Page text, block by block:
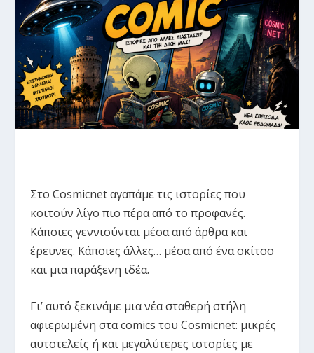
Στο Cosmicnet αγαπάμε τις ιστορίες που
κοιτούν λίγο πιο πέρα από το προφανές.
Κάποιες γεννιούνται μέσα από άρθρα και
έρευνες. Κάποιες άλλες… μέσα από ένα σκίτσο
και μια παράξενη ιδέα.
Γι’ αυτό ξεκινάμε μια νέα σταθερή στήλη
αφιερωμένη στα comics του Cosmicnet: μικρές
αυτοτελείς ή και μεγαλύτερες ιστορίες με